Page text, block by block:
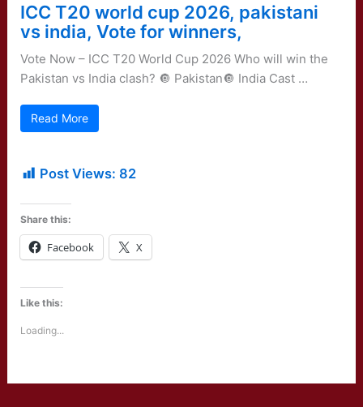
ICC T20 world cup 2026, pakistani
vs india, Vote for winners,
Vote Now – ICC T20 World Cup 2026 Who will win the
Pakistan vs India clash? 🔘 Pakistan🔘 India Cast …
Read More
Post Views: 82
Share this:
Facebook X
Like this:
Loading...